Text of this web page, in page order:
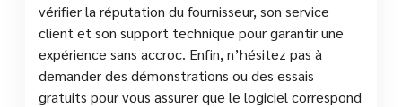
vérifier la réputation du fournisseur, son service
client et son support technique pour garantir une
expérience sans accroc. Enfin, n’hésitez pas à
demander des démonstrations ou des essais
gratuits pour vous assurer que le logiciel correspond